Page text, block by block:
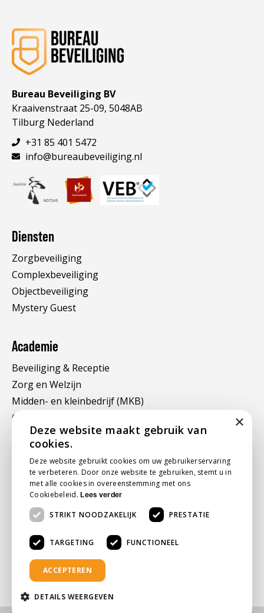
Bureau Beveiliging BV
Kraaivenstraat 25-09, 5048AB
Tilburg Nederland
+31 85 401 5472
info@bureaubeveiliging.nl
Diensten
Zorgbeveiliging
Complexbeveiliging
Objectbeveiliging
Mystery Guest
Academie
Beveiliging & Receptie
Zorg en Welzijn
Midden- en kleinbedrijf (MKB)
Online trainingen
Snel naar
Vacatures
Contact
Over ons
Referenties
×
Deze website maakt gebruik van
cookies.
Deze website gebruikt cookies om uw gebruikerservaring
te verbeteren. Door onze website te gebruiken, stemt u in
met alle cookies in overeenstemming met ons
Cookiebeleid.Lees verder
STRIKT NOODZAKELIJK PRESTATIE
TARGETING FUNCTIONEEL
ACCEPTEREN
DETAILS WEERGEVEN